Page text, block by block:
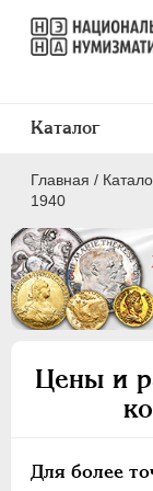
Главная /
1940
Цены и
Для более
Каталог
ПОЛКОПЕЙКИ
2 КОПЕЙКИ
3 КОПЕЙКИ
10 КОПЕЕК